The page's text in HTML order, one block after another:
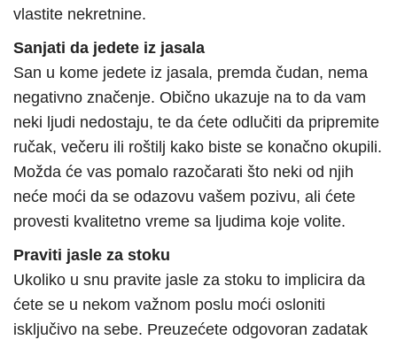
vlastite nekretnine.
Sanjati da jedete iz jasala
San u kome jedete iz jasala, premda čudan, nema
negativno značenje. Obično ukazuje na to da vam
neki ljudi nedostaju, te da ćete odlučiti da pripremite
ručak, večeru ili roštilj kako biste se konačno okupili.
Možda će vas pomalo razočarati što neki od njih
neće moći da se odazovu vašem pozivu, ali ćete
provesti kvalitetno vreme sa ljudima koje volite.
Praviti jasle za stoku
Ukoliko u snu pravite jasle za stoku to implicira da
ćete se u nekom važnom poslu moći osloniti
isključivo na sebe. Preuzećete odgovoran zadatak